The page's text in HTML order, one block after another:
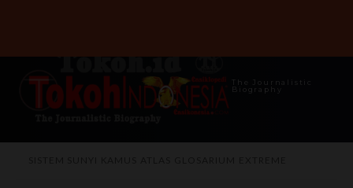
The Journalistic
Biography